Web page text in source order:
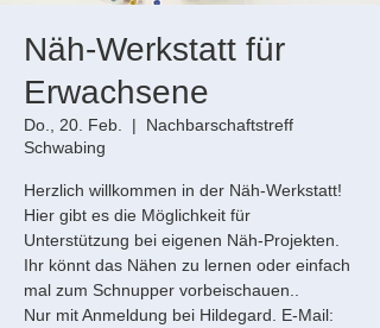
Näh-Werkstatt für
Erwachsene
Do., 20. Feb.
  |
Nachbarschaftstreff
Schwabing
Herzlich willkommen in der Näh-Werkstatt!
Hier gibt es die Möglichkeit für
Unterstützung bei eigenen Näh-Projekten.
Ihr könnt das Nähen zu lernen oder einfach
mal zum Schnupper vorbeischauen..
Nur mit Anmeldung bei Hildegard. E-Mail: